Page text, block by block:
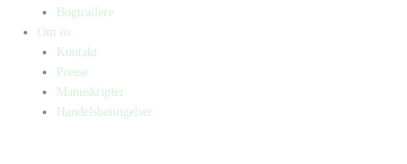
Bogtrailere
Om os
Kontakt
Presse
Manuskripter
Handelsbetingelser